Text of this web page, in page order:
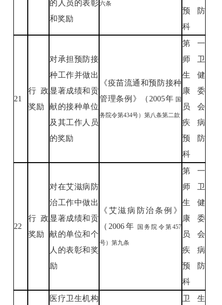
的人员的表彰
和奖励
六条
预防
科
21
行政
奖励
对承担预防接
种工作并做出
显著成绩和贡
献的接种单位
及其工作人员
的奖励
《疫苗流通和预防接种
管理条例》（2005年 国
务院令第434号）第八条第二款
第一
师卫
生健
康委
员会
疾病
预防
科
22
行政
奖励
对在艾滋病防
治工作中做出
显著成绩和贡
献的单位和个
人的表彰和奖
励
《艾滋病防治条例》
（2006年 国务院令第457
号）第九条
第一
师卫
生健
康委
员会
疾病
预防
科
医疗卫生机构
卫生